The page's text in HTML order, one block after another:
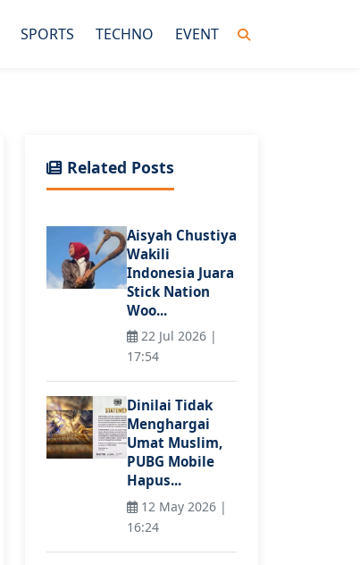
SPORTS TECHNO EVENT
Related Posts
Aisyah Chustiya
Wakili
Indonesia Juara
Stick Nation
Woo...
22 Jul 2026 |
17:54
Dinilai Tidak
Menghargai
Umat Muslim,
PUBG Mobile
Hapus...
12 May 2026 |
16:24